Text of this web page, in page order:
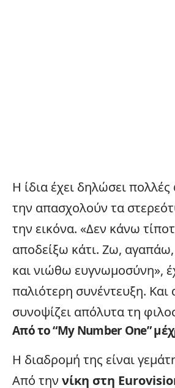
Η ίδια έχει δηλώσει
την απασχολούν τα
την εικόνα. «Δεν κάνω
αποδείξω κάτι. Ζω,
και νιώθω ευγνωμοσύνη»,
παλιότερη συνέντευξη.
συνοψίζει απόλυτα τη
Από το “My Number One”
Η διαδρομή της είναι
Από την νίκη στη